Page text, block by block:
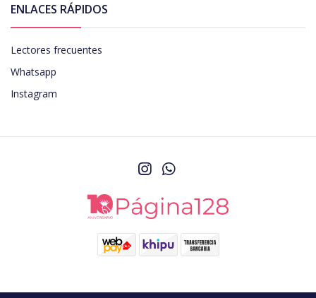
ENLACES RÁPIDOS
Lectores frecuentes
Whatsapp
Instagram